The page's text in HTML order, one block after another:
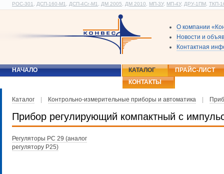
РОС-301 ДСП-160-М1 ДСП-4Сг-М1 ДМ 2005 ДМ 2010 МП-3У, МП-4У, ДРУ-1ПМ ТКП-
О компании
Новости и
Контактная
НАЧАЛО КАТАЛОГ
ПРАЙС-ЛИСТ
КОНТАКТЫ
Каталог Контрольно-измерительные приборы и автоматика
Прибор регулирующий компактный с
Регуляторы РС 29 (аналог
регулятору Р25)